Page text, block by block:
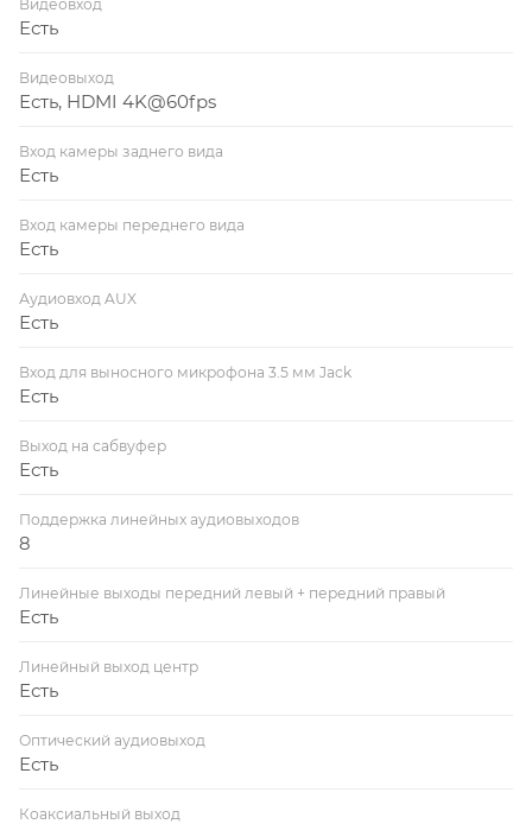
Видеовход
Есть
Видеовыход
Есть, HDMI 4K@60fps
Вход камеры заднего вида
Есть
Вход камеры переднего вида
Есть
Аудиовход AUX
Есть
Вход для выносного микрофона 3.5 мм Jack
Есть
Выход на сабвуфер
Есть
Поддержка линейных аудиовыходов
8
Линейные выходы передний левый + передний правый
Есть
Линейный выход центр
Есть
Оптический аудиовыход
Есть
Коаксиальный выход